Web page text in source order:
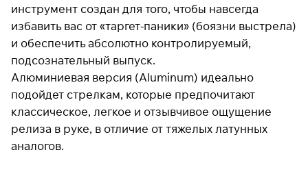
инструмент создан для того, чтобы навсегда
избавить вас от «таргет-паники» (боязни выстрела)
и обеспечить абсолютно контролируемый,
подсознательный выпуск.
Алюминиевая версия (Aluminum) идеально
подойдет стрелкам, которые предпочитают
классическое, легкое и отзывчивое ощущение
релиза в руке, в отличие от тяжелых латунных
аналогов.
Подробнее
об оплате Плайтом
25
раз в 2
недели
Остались вопросы?
8 800 302-02-51
plait.ru